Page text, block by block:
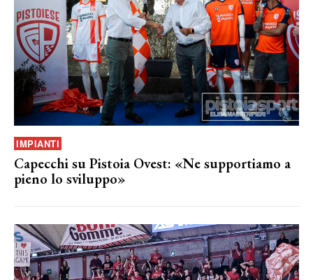
IMPIANTI
Capecchi su Pistoia Ovest: «Ne supportiamo a
pieno lo sviluppo»